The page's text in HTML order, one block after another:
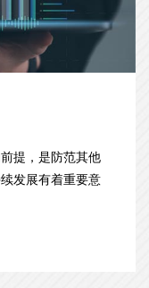
提，是防范其他
发展有着重要意